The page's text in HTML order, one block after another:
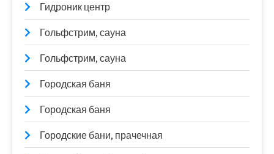
Гидроник центр
Гольфстрим, сауна
Гольфстрим, сауна
Городская баня
Городская баня
Городские бани, прачечная